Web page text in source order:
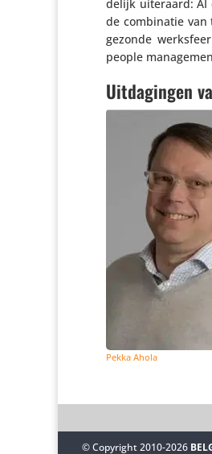
de­lijk uiteraard: AI
de combi­natie van
gezonde
people
Uitdagingen
Pekka Ahola
© Copyright 2010-2026